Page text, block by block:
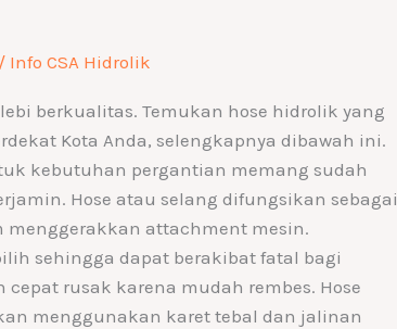
/ Info CSA Hidrolik
berkualitas. Temukan hose hidrolik yang
Kota Anda, selengkapnya dibawah ini.
kebutuhan pergantian memang sudah
Hose atau selang difungsikan sebagai
menggerakkan attachment mesin.
sehingga dapat berakibat fatal bagi
rusak karena mudah rembes. Hose
menggunakan karet tebal dan jalinan